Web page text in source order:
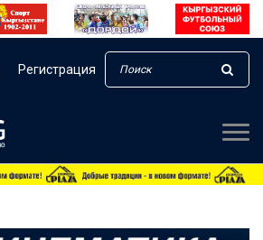
Регистрация